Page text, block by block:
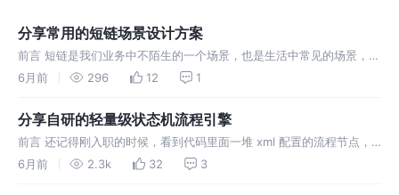
分享常用的短链场景设计方案
前言 短链是我们业务中不陌生的一个场景，也是生活中常见的场景，比
如我前几天续费车险涉及到的相关操作，保险公司给我发了一个短信，
目有短链
6月前 296 12 1
分享自研的轻量级状态机流程引擎
前言 还记得刚入职的时候，看到代码里面一堆 xml 配置的流程节点，
如下图 我还吐槽一个借款/还款流程为什么要搞这么复杂？老老实实的
6月前 2.3k 32 3